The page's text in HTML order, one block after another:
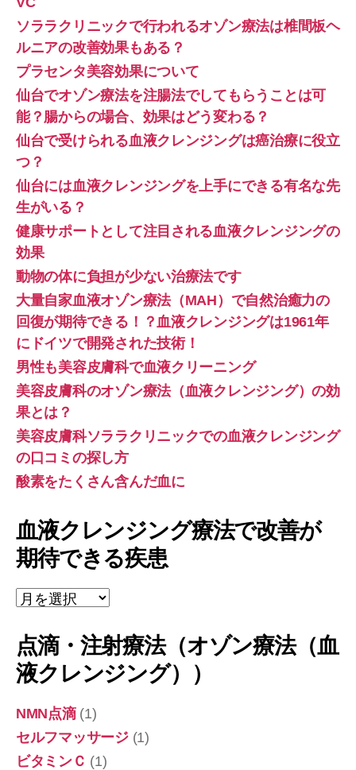
ソララクリニックで行われるオゾン療法は椎間板ヘ
ルニアの改善効果もある？
プラセンタ美容効果について
仙台でオゾン療法を注腸法でしてもらうことは可
能？腸からの場合、効果はどう変わる？
仙台で受けられる血液クレンジングは癌治療に役立
つ？
仙台には血液クレンジングを上手にできる有名な先
生がいる？
健康サポートとして注目される血液クレンジングの
効果
動物の体に負担が少ない治療法です
大量自家血液オゾン療法（MAH）で自然治癒力の
回復が期待できる！？血液クレンジングは1961年
にドイツで開発された技術！
男性も美容皮膚科で血液クリーニング
美容皮膚科のオゾン療法（血液クレンジング）の効
果とは？
美容皮膚科ソララクリニックでの血液クレンジング
の口コミの探し方
酸素をたくさん含んだ血に
血液クレンジング療法で改善が
期待できる疾患
血
液
レ
ン
ジ
グ
療
法
で
点滴・注射療法（オゾン療法（血
液クレンジング））
NMN点滴(1)
セルフマッサージ(1)
ビタミンＣ (1)